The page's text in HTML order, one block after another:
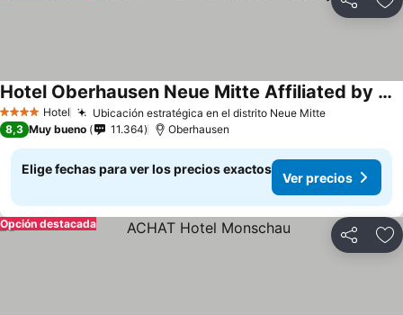
Compartir
4 EstrellasHotel Ubicación estratégica en el distrito Neue MitteVer precios
Hotel Oberhausen Neue Mitte Affiliated by Meliá
Ver precios
8,3 Muy bueno 11.364 Oberhausen
Elige fechas para ver los precios exactos
Ver precios
Compartir
Opción destacada